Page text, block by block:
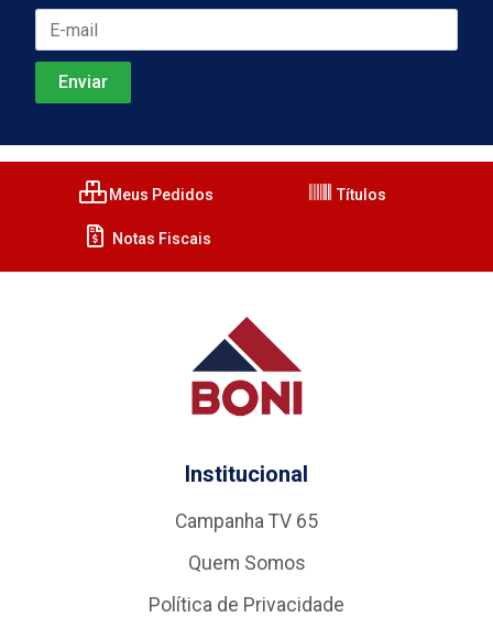
Meus Pedidos Títulos
Notas Fiscais
Institucional
Campanha TV 65
Quem Somos
Política de Privacidade